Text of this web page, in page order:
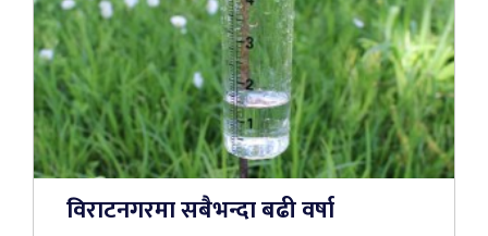
विराटनगरमा सबैभन्दा बढी वर्षा